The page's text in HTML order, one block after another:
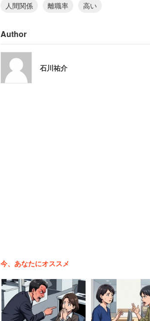
「社長がパワハラ。新人の、
「私はパートだけど社員は新
は１か月も経たないうちに2
まってる部分がある」
人間関係 離職率 高い
Author
石川祐介
今、あなたにオススメ